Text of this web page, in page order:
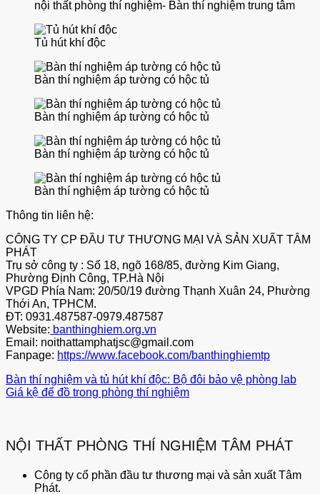
nội thất phòng thí nghiệm- Bàn thí nghiệm trung tâm
Tủ hút khí độc
Bàn thí nghiệm áp tường có hộc tủ
Bàn thí nghiệm áp tường có hộc tủ
Bàn thí nghiệm áp tường có hộc tủ
Bàn thí nghiệm áp tường có hộc tủ
Thông tin liên hệ:
CÔNG TY CP ĐẦU TƯ THƯƠNG MẠI VÀ SẢN XUẤT TÂM
PHÁT
Trụ sở công ty : Số 18, ngõ 168/85, đường Kim Giang,
Phường Định Công, TP.Hà Nội
VPGD Phía Nam: 20/50/19 đường Thạnh Xuân 24, Phường
Thới An, TPHCM.
ĐT: 0931.487587-0979.487587
Website: banthinghiem.org.vn
Email: noithattamphatjsc@gmail.com
Fanpage: https://www.facebook.com/banthinghiemtp
Bàn thí nghiệm và tủ hút khí độc: Bộ đôi bảo vệ phòng lab
Giá kệ để đồ trong phòng thí nghiệm
NỘI THẤT PHÒNG THÍ NGHIỆM TÂM PHÁT
Công ty cổ phần đầu tư thương mại và sản xuất Tâm
Phát.